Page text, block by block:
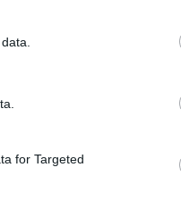
for Targeted